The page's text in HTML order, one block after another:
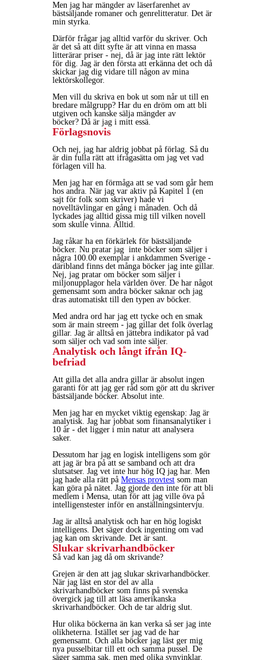
Men jag har mängder av läserfarenhet av
bästsäljande romaner och genrelitteratur. Det är
min styrka.
Därför frågar jag alltid varför du skriver. Och
är det så att ditt syfte är att vinna en massa
litterärar priser - nej, då är jag inte rätt lektör
för dig. Jag är den första att erkänna det och då
skickar jag dig vidare till någon av mina
lektörskollegor.
Men vill du skriva en bok ut som når ut till en
bredare målgrupp? Har du en dröm om att bli
utgiven och kanske sälja mängder av
böcker? Då är jag i mitt essä.
Förlagsnovis
Och nej, jag har aldrig jobbat på förlag. Så du
är din fulla rätt att ifrågasätta om jag vet vad
förlagen vill ha.
Men jag har en förmåga att se vad som går hem
hos andra. När jag var aktiv på Kapitel 1 (en
sajt för folk som skriver) hade vi
novelltävlingar en gång i månaden. Och då
lyckades jag alltid gissa mig till vilken novell
som skulle vinna. Alltid.
Jag råkar ha en förkärlek för bästsäljande
böcker. Nu pratar jag inte böcker som säljer i
några 100.00 exemplar i ankdammen Sverige -
däribland finns det många böcker jag inte gillar.
Nej, jag pratar om böcker som säljer i
miljonupplagor hela världen över. De har något
gemensamt som andra böcker saknar och jag
dras automatiskt till den typen av böcker.
Med andra ord har jag ett tycke och en smak
som är main streem - jag gillar det folk överlag
gillar. Jag är alltså en jättebra indikator på vad
som säljer och vad som inte säljer.
Analytisk och långt ifrån IQ-
befriad
Att gilla det alla andra gillar är absolut ingen
garanti för att jag ger råd som gör att du skriver
bästsäljande böcker. Absolut inte.
Men jag har en mycket viktig egenskap: Jag är
analytisk. Jag har jobbat som finansanalytiker i
10 år - det ligger i min natur att analysera
saker.
Dessutom har jag en logisk intelligens som gör
att jag är bra på att se samband och att dra
slutsatser. Jag vet inte hur hög IQ jag har. Men
jag hade alla rätt på Mensas provtest som man
kan göra på nätet. Jag gjorde den inte för att bli
medlem i Mensa, utan för att jag ville öva på
intelligenstester inför en anställningsintervju.
Jag är alltså analytisk och har en hög logiskt
intelligens. Det säger dock ingenting om vad
jag kan om skrivande. Det är sant.
Slukar skrivarhandböcker
Så vad kan jag då om skrivande?
Grejen är den att jag slukar skrivarhandböcker.
När jag läst en stor del av alla
skrivarhandböcker som finns på svenska
övergick jag till att läsa amerikanska
skrivarhandböcker. Och de tar aldrig slut.
Hur olika böckerna än kan verka så ser jag inte
olikheterna. Istället ser jag vad de har
gemensamt. Och alla böcker jag läst ger mig
nya pusselbitar till ett och samma pussel. De
säger samma sak, men med olika synvinklar.